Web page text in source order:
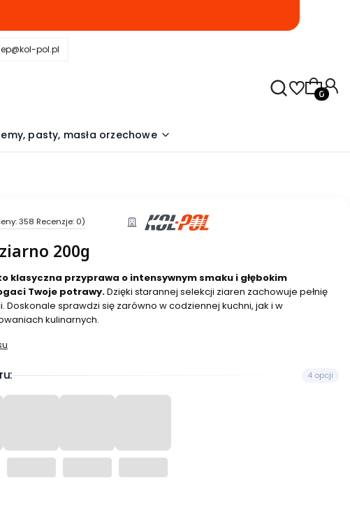
pol.pl
pasty, masła orzechowe
358 Recenzje: 0)
200g
klasyczna przyprawa o intensywnym smaku i głębokim
Twoje potrawy.Dzięki starannej selekcji ziaren zachowuje pełnię
Doskonale sprawdzi się zarówno w codziennej kuchni, jak i w
kulinarnych.
4 opcji